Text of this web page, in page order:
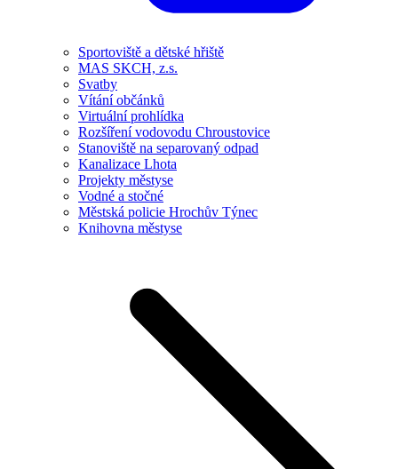
Sportoviště a dětské hřiště
MAS SKCH, z.s.
Svatby
Vítání občánků
Virtuální prohlídka
Rozšíření vodovodu Chroustovice
Stanoviště na separovaný odpad
Kanalizace Lhota
Projekty městyse
Vodné a stočné
Městská policie Hrochův Týnec
Knihovna městyse